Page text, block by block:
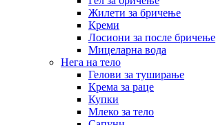
Жилети за бричење
Креми
Лосиони за после бричење
Мицеларна вода
Нега на тело
Гелови за туширање
Крема за раце
Купки
Млеко за тело